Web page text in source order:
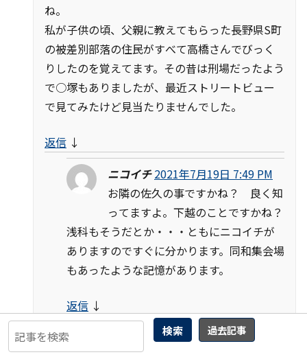
検索 過去記事
ね。
私が子供の頃、父親に教えてもらった長野県S町
の被差別部落の住民がすべて高橋さんでびっく
りしたのを覚えてます。その昔は刑場だったよう
で○塚もありましたが、最近ストリートビュー
で見てみたけど見当たりませんでした。
返信 ↓
ニコイチ 2021年7月19日 7:49 PM
お隣の佐久の事ですかね？ 良く知
ってますよ。下越のことですかね？
浅科もそうだとか・・・ともにニコイチが
ありますのですぐに分かります。同和集会場
もあったような記憶があります。
返信 ↓